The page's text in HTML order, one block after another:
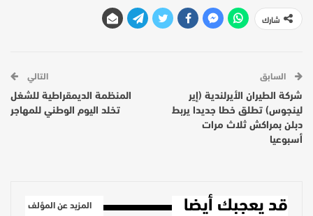
شارك
السابق
شركة الطيران الأيرلندية (إير
لينجوس) تطلق خطا جديدا يربط
دبلن بمراكش ثلاث مرات
أسبوعيا
التالي
المنظمة الديمقراطية للشغل
تخلد اليوم الوطني للمهاجر
قد يعجبك أيضا المزيد عن المؤلف